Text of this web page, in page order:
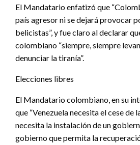
El Mandatario enfatizó que
país agresor ni se dejará provocar
belicistas”, y fue claro al declarar
colombiano “siempre, siempre
denunciar la tiranía”.
Elecciones libres
El Mandatario colombiano, en su
que “Venezuela necesita el cese de
necesita la instalación de un
gobierno que permita la